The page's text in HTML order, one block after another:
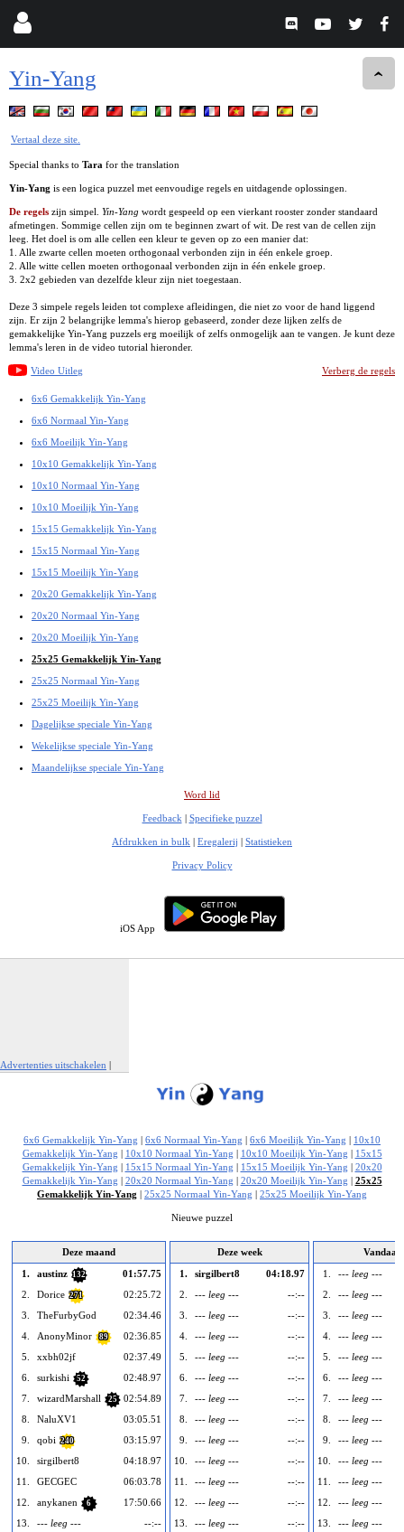
Yin-Yang
Vertaal deze site.
Special thanks to Tara for the translation
Yin-Yang is een logica puzzel met eenvoudige regels en uitdagende oplossingen.
De regels zijn simpel. Yin-Yang wordt gespeeld op een vierkant rooster zonder standaard
afmetingen. Sommige cellen zijn om te beginnen zwart of wit. De rest van de cellen zijn
leeg. Het doel is om alle cellen een kleur te geven op zo een manier dat:
1. Alle zwarte cellen moeten orthogonaal verbonden zijn in één enkele groep.
2. Alle witte cellen moeten orthogonaal verbonden zijn in één enkele groep.
3. 2x2 gebieden van dezelfde kleur zijn niet toegestaan.
Deze 3 simpele regels leiden tot complexe afleidingen, die niet zo voor de hand liggend
zijn. Er zijn 2 belangrijke lemma's hierop gebaseerd, zonder deze lijken zelfs de
gemakkelijke Yin-Yang puzzels erg moeilijk of zelfs onmogelijk aan te vangen. Je kunt deze
lemma's leren in de video tutorial hieronder.
Video Uitleg Verberg de regels
6x6 Gemakkelijk Yin-Yang
6x6 Normaal Yin-Yang
6x6 Moeilijk Yin-Yang
10x10 Gemakkelijk Yin-Yang
10x10 Normaal Yin-Yang
10x10 Moeilijk Yin-Yang
15x15 Gemakkelijk Yin-Yang
15x15 Normaal Yin-Yang
15x15 Moeilijk Yin-Yang
20x20 Gemakkelijk Yin-Yang
20x20 Normaal Yin-Yang
20x20 Moeilijk Yin-Yang
25x25 Gemakkelijk Yin-Yang
25x25 Normaal Yin-Yang
25x25 Moeilijk Yin-Yang
Dagelijkse speciale Yin-Yang
Wekelijkse speciale Yin-Yang
Maandelijkse speciale Yin-Yang
Word lid
Feedback | Specifieke puzzel
Afdrukken in bulk | Eregalerij | Statistieken
Privacy Policy
iOS App
Advertenties uitschakelen |
6x6 Gemakkelijk Yin-Yang 6x6 Normaal Yin-Yang 6x6 Moeilijk Yin-Yang
10x10
Gemakkelijk Yin-Yang
10x10 Normaal Yin-Yang 10x10 Moeilijk Yin-Yang
15x15
Gemakkelijk Yin-Yang
15x15 Normaal Yin-Yang 15x15 Moeilijk Yin-Yang
20x20
Gemakkelijk Yin-Yang
20x20 Normaal Yin-Yang 20x20 Moeilijk Yin-Yang
25x25
Gemakkelijk Yin-Yang
25x25 Normaal Yin-Yang 25x25 Moeilijk Yin-Yang
Nieuwe puzzel
Deze maand
1.
austinz 132
01:57.75
2.
Dorice 271
02:25.72
3.
TheFurbyGod
02:34.46
4.
AnonyMinor 89
02:36.85
5.
xxbh02jf
02:37.49
6.
surkishi 52
02:48.97
7.
wizardMarshall 25
02:54.89
8.
NaluXV1
03:05.51
9.
qobi 240
03:15.97
10.
sirgilbert8
04:18.97
11.
GECGEC
06:03.78
12.
anykanen 6
17:50.66
13.
--- leeg ---
--:--
Deze week
1.
sirgilbert8
04:18.97
2.
--- leeg ---
--:--
3.
--- leeg ---
--:--
4.
--- leeg ---
--:--
5.
--- leeg ---
--:--
6.
--- leeg ---
--:--
7.
--- leeg ---
--:--
8.
--- leeg ---
--:--
9.
--- leeg ---
--:--
10.
--- leeg ---
--:--
11.
--- leeg ---
--:--
12.
--- leeg ---
--:--
13.
--- leeg ---
--:--
Vandaag
1.
--- leeg ---
2.
--- leeg ---
3.
--- leeg ---
4.
--- leeg ---
5.
--- leeg ---
6.
--- leeg ---
7.
--- leeg ---
8.
--- leeg ---
9.
--- leeg ---
10.
--- leeg ---
11.
--- leeg ---
12.
--- leeg ---
13.
--- leeg ---